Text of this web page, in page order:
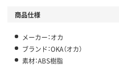
商品仕様
メーカー：オカ
ブランド：OKA（オカ）
素材：ABS樹脂